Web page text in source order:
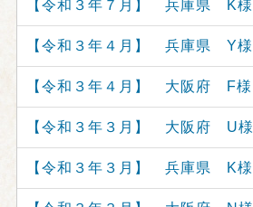
【令和３年７月】 兵庫県 K様
【令和３年４月】 兵庫県 Y様
【令和３年４月】 大阪府 F様
【令和３年３月】 大阪府 U様
【令和３年３月】 兵庫県 K様